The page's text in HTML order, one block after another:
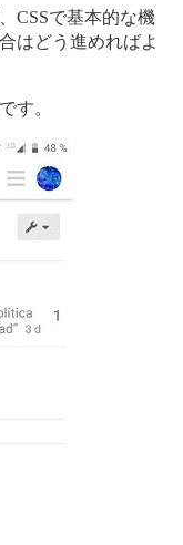
CSSで基本的な機
はどう進めればよ
す。